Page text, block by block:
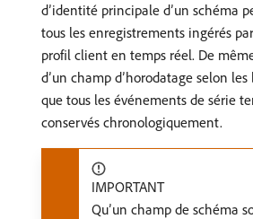
d’identité principale d’un schéma
tous les enregistrements ingérés
profil client en temps réel. De
d’un champ d’horodatage selon
que tous les événements de série
conservés chronologiquement.
IMPORTANT
Qu’un champ de schéma